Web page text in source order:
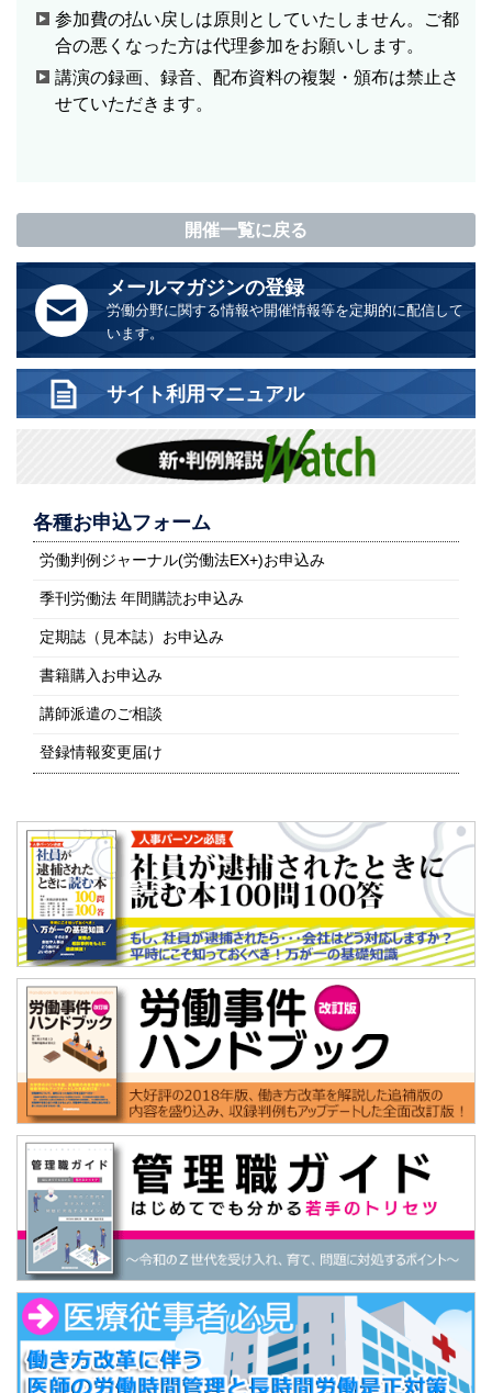
参加費の払い戻しは原則としていたしません。ご都
合の悪くなった方は代理参加をお願いします。
講演の録画、録音、配布資料の複製・頒布は禁止さ
せていただきます。
開催一覧に戻る
メールマガジンの登録
労働分野に関する情報や開催情報等を定期的に配信して
います。
サイト利用マニュアル
各種お申込フォーム
労働判例ジャーナル(労働法EX+)お申込み
季刊労働法 年間購読お申込み
定期誌（見本誌）お申込み
書籍購入お申込み
講師派遣のご相談
登録情報変更届け